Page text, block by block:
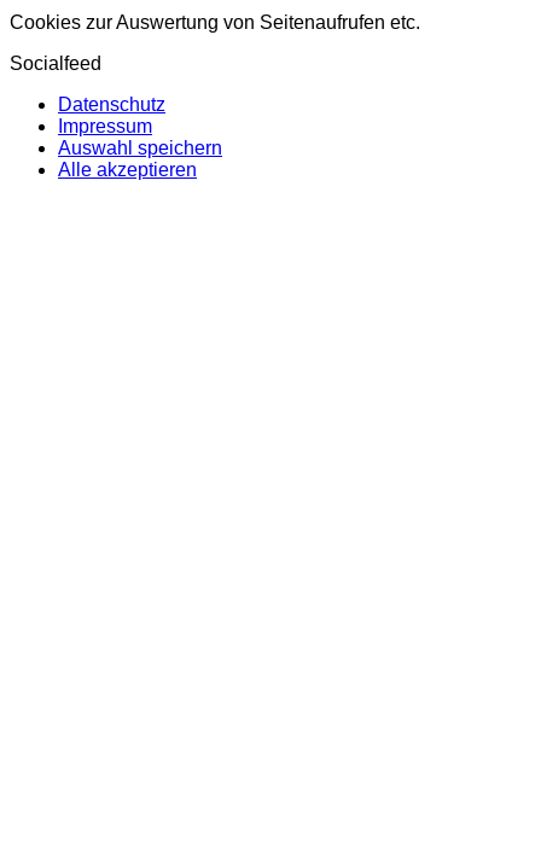
Cookies zur Auswertung von Seitenaufrufen etc.
Socialfeed
Datenschutz
Impressum
Auswahl speichern
Alle akzeptieren